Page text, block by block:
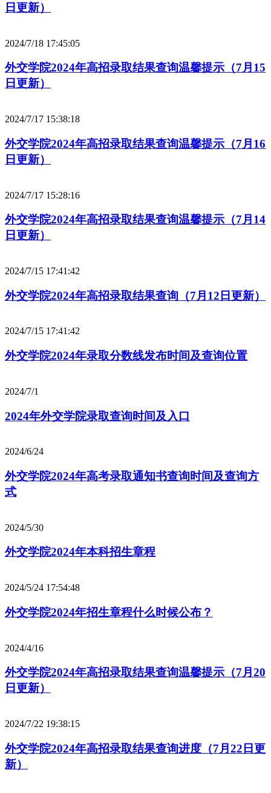
日更新）
2024/7/18 17:45:05
外交学院2024年高招录取结果查询温馨提示（7月15
日更新）
2024/7/17 15:38:18
外交学院2024年高招录取结果查询温馨提示（7月16
日更新）
2024/7/17 15:28:16
外交学院2024年高招录取结果查询温馨提示（7月14
日更新）
2024/7/15 17:41:42
外交学院2024年高招录取结果查询（7月12日更新）
2024/7/15 17:41:42
外交学院2024年录取分数线发布时间及查询位置
2024/7/1
2024年外交学院录取查询时间及入口
2024/6/24
外交学院2024年高考录取通知书查询时间及查询方
式
2024/5/30
外交学院2024年本科招生章程
2024/5/24 17:54:48
外交学院2024年招生章程什么时候公布？
2024/4/16
外交学院2024年高招录取结果查询温馨提示（7月20
日更新）
2024/7/22 19:38:15
外交学院2024年高招录取结果查询进度（7月22日更
新）